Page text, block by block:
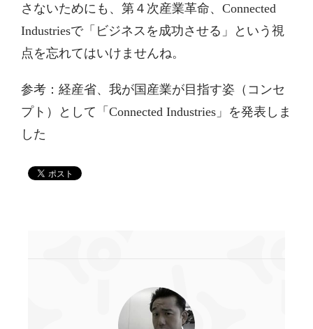
さないためにも、第４次産業革命、Connected
Industriesで「ビジネスを成功させる」という視
点を忘れてはいけませんね。
参考：経産省、我が国産業が目指す姿（コンセ
プト）として「Connected Industries」を発表しま
した